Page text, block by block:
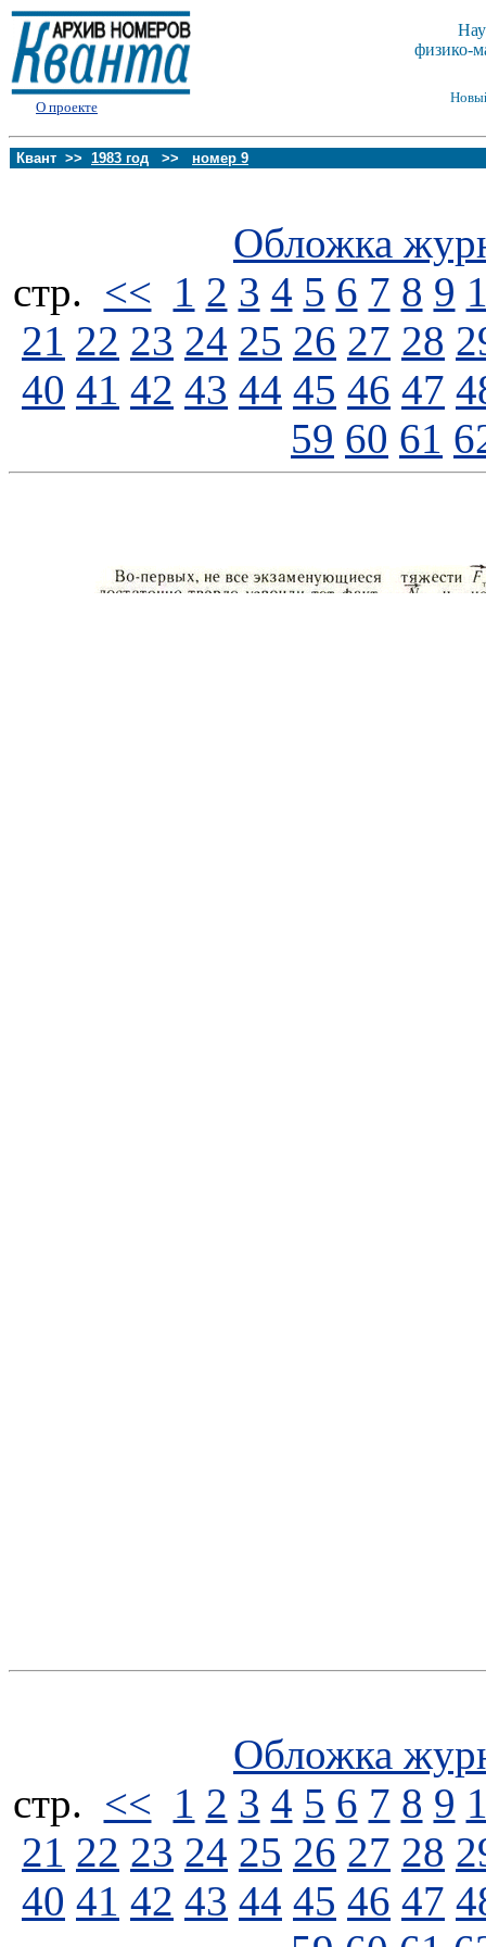
О проекте
физико-
Квант >> 1983 год >> номер 9
Обложка
стp. << 1 2 3 4 5 6 7 8 9
21 22 23 24 25 26 27 28
40 41 42 43 44 45 46 47
59 60 61
Обложка
стp. << 1 2 3 4 5 6 7 8 9
21 22 23 24 25 26 27 28
40 41 42 43 44 45 46 47